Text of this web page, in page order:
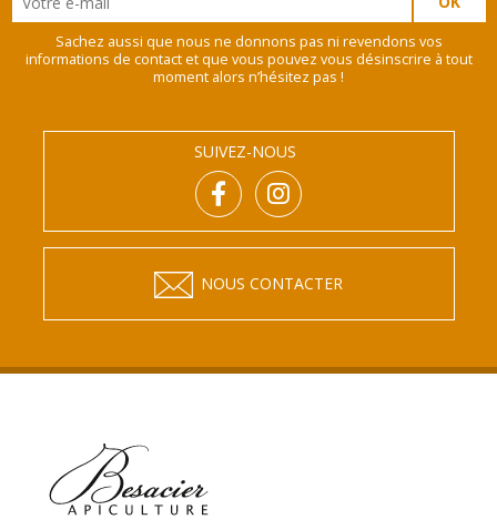
Sachez aussi que nous ne donnons pas ni revendons vos
informations de contact et que vous pouvez vous désinscrire à tout
moment alors n’hésitez pas !
SUIVEZ-NOUS
NOUS CONTACTER